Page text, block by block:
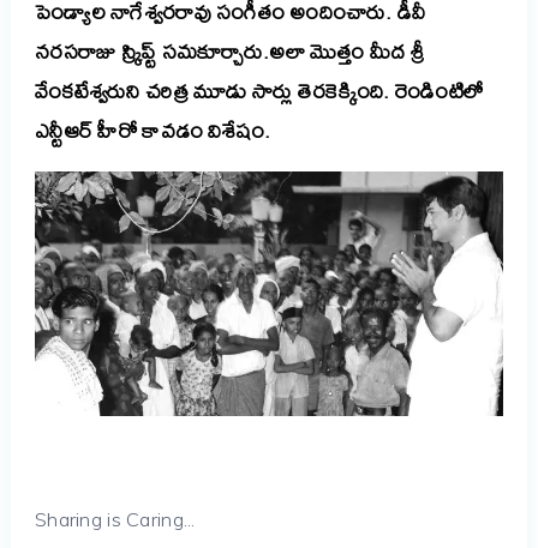
పెండ్యాల నాగేశ్వరరావు సంగీతం అందించారు. డీవీ
నరసరాజు స్క్రిప్ట్సమకూర్చారు.అలామొత్తంమీదశ్రీ
వేంకటేశ్వరునిచరిత్రమూడుసార్లుతెరకెక్కింది.రెండింటిలో
ఎన్టీఆర్హీరోకావడంవిశేషం.
Sharing is Caring...